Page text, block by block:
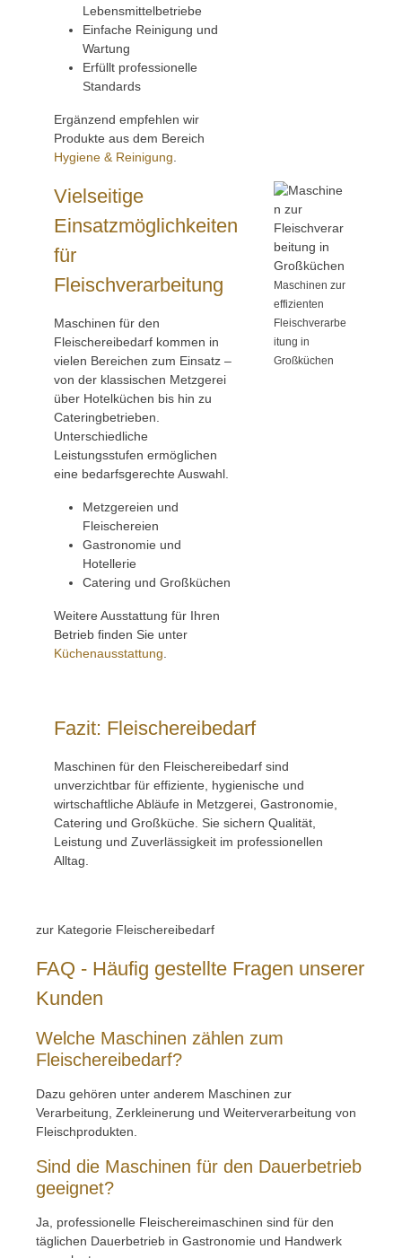
Lebensmittelbetriebe
Einfache Reinigung und
Wartung
Erfüllt professionelle
Standards
Ergänzend empfehlen wir
Produkte aus dem Bereich
Hygiene & Reinigung
Vielseitige
Einsatzmöglichkeiten
für
Fleischverarbeitung
Maschinen für den
Fleischereibedarf kommen in
vielen Bereichen zum Einsatz –
von der klassischen Metzgerei
über Hotelküchen bis hin zu
Cateringbetrieben.
Unterschiedliche
Leistungsstufen ermöglichen
eine bedarfsgerechte Auswahl.
Metzgereien und
Fleischereien
Gastronomie und
Hotellerie
Catering und Großküchen
Weitere Ausstattung für Ihren
Betrieb finden Sie unter
Küchenausstattung
Maschinen zur
effizienten
Fleischverarbe
itung in
Großküchen
Fazit: Fleischereibedarf
Maschinen für den Fleischereibedarf sind
unverzichtbar für effiziente, hygienische und
wirtschaftliche Abläufe in Metzgerei, Gastronomie,
Catering und Großküche. Sie sichern Qualität,
Leistung und Zuverlässigkeit im professionellen
Alltag.
zur Kategorie Fleischereibedarf
FAQ - Häufig gestellte Fragen unserer
Kunden
Welche Maschinen zählen zum
Fleischereibedarf?
Dazu gehören unter anderem Maschinen zur
Verarbeitung, Zerkleinerung und Weiterverarbeitung von
Fleischprodukten.
Sind die Maschinen für den Dauerbetrieb
geeignet?
Ja, professionelle Fleischereimaschinen sind für den
täglichen Dauerbetrieb in Gastronomie und Handwerk